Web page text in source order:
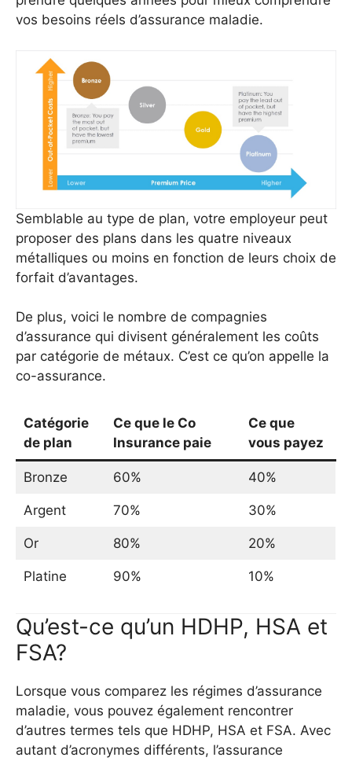
vos besoins réels d’assurance maladie.
Semblable au type de plan, votre employeur peut
proposer des plans dans les quatre niveaux
métalliques ou moins en fonction de leurs choix de
forfait d’avantages.
De plus, voici le nombre de compagnies
d’assurance qui divisent généralement les coûts
par catégorie de métaux. C’est ce qu’on appelle la
co-assurance.
Catégorie
de plan
Ce que le Co
Insurance paie
Ce que
vous payez
Bronze 60% 40%
Argent 70% 30%
Or 80% 20%
Platine 90% 10%
Qu’est-ce qu’un HDHP, HSA et
FSA?
Lorsque vous comparez les régimes d’assurance
maladie, vous pouvez également rencontrer
d’autres termes tels que HDHP, HSA et FSA. Avec
autant d’acronymes différents, l’assurance